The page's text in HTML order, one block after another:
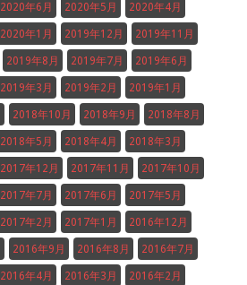
2020年6月 2020年5月 2020年4月
2020年1月 2019年12月 2019年11月
2019年8月 2019年7月 2019年6月
2019年3月 2019年2月 2019年1月
2018年10月 2018年9月 2018年8月
2018年5月 2018年4月 2018年3月
2017年12月 2017年11月 2017年10月
2017年7月 2017年6月 2017年5月
2017年2月 2017年1月 2016年12月
2016年9月 2016年8月 2016年7月
2016年4月 2016年3月 2016年2月